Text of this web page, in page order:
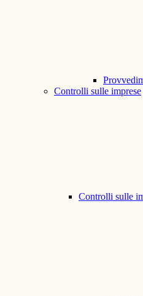
Controlli sulle imprese
Controlli sulle